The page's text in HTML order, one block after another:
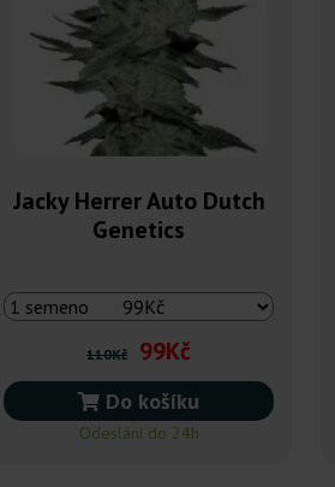
Jacky Herrer Auto Dutch
Genetics
110Kč 99Kč
Do košíku
Odeslání do 24h